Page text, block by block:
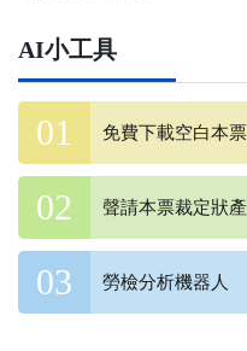
AI小工具
免費下載空白本票
聲請本票裁定狀
勞檢分析機器人